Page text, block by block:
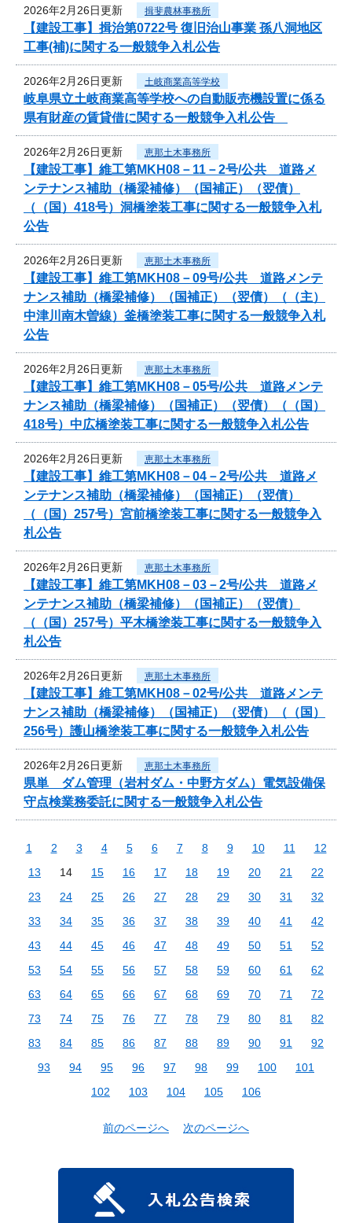
2026年2月26日更新 揖斐農林事務所
【建設工事】揖治第0722号 復旧治山事業 孫八洞地区
工事(補)に関する一般競争入札公告
2026年2月26日更新 土岐商業高等学校
岐阜県立土岐商業高等学校への自動販売機設置に係る
県有財産の賃貸借に関する一般競争入札公告
2026年2月26日更新 恵那土木事務所
【建設工事】維工第MKH08－11－2号/公共 道路メ
ンテナンス補助（橋梁補修）（国補正）（翌債）
（（国）418号）洞橋塗装工事に関する一般競争入札
公告
2026年2月26日更新 恵那土木事務所
【建設工事】維工第MKH08－09号/公共 道路メンテ
ナンス補助（橋梁補修）（国補正）（翌債）（（主）
中津川南木曽線）釜橋塗装工事に関する一般競争入札
公告
2026年2月26日更新 恵那土木事務所
【建設工事】維工第MKH08－05号/公共 道路メンテ
ナンス補助（橋梁補修）（国補正）（翌債）（（国）
418号）中広橋塗装工事に関する一般競争入札公告
2026年2月26日更新 恵那土木事務所
【建設工事】維工第MKH08－04－2号/公共 道路メ
ンテナンス補助（橋梁補修）（国補正）（翌債）
（（国）257号）宮前橋塗装工事に関する一般競争入
札公告
2026年2月26日更新 恵那土木事務所
【建設工事】維工第MKH08－03－2号/公共 道路メ
ンテナンス補助（橋梁補修）（国補正）（翌債）
（（国）257号）平木橋塗装工事に関する一般競争入
札公告
2026年2月26日更新 恵那土木事務所
【建設工事】維工第MKH08－02号/公共 道路メンテ
ナンス補助（橋梁補修）（国補正）（翌債）（（国）
256号）護山橋塗装工事に関する一般競争入札公告
2026年2月26日更新 恵那土木事務所
県単 ダム管理（岩村ダム・中野方ダム）電気設備保
守点検業務委託に関する一般競争入札公告
1 2 3 4 5 6 7 8 9 10 11
12
13
14 15 16 17 18 19 20 21
22
23
24 25 26 27 28 29 30 31
32
33
34 35 36 37 38 39 40 41
42
43
44 45 46 47 48 49 50 51
52
53
54 55 56 57 58 59 60 61
62
63
64 65 66 67 68 69 70 71
72
73
74 75 76 77 78 79 80 81
82
83
84 85 86 87 88 89 90 91
92
93
94 95 96 97 98 99 100
101
102
103 104 105 106
前のページへ 次のページへ